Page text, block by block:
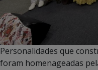
Personalidades que
foram homenageadas